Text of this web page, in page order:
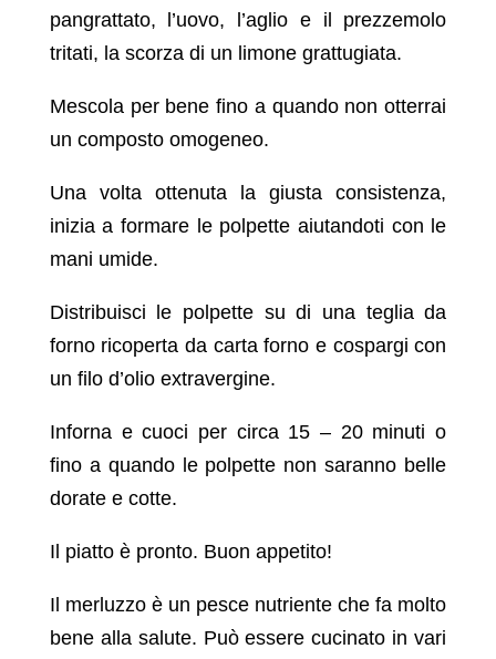
pangrattato, l’uovo, l’aglio e il prezzemolo
tritati, la scorza di un limone grattugiata.
Mescola per bene fino a quando non otterrai
un composto omogeneo.
Una volta ottenuta la giusta consistenza,
inizia a formare le polpette aiutandoti con le
mani umide.
Distribuisci le polpette su di una teglia da
forno ricoperta da carta forno e cospargi con
un filo d’olio extravergine.
Inforna e cuoci per circa 15 – 20 minuti o
fino a quando le polpette non saranno belle
dorate e cotte.
Il piatto è pronto. Buon appetito!
Il merluzzo è un pesce nutriente che fa molto
bene alla salute. Può essere cucinato in vari